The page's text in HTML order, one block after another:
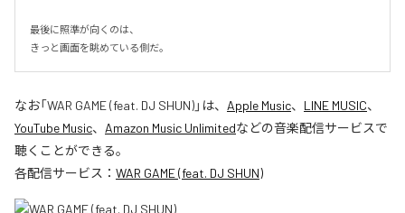
最後に照準が向くのは、
きっと画面を眺めている側だ。
なお「WAR GAME (feat. DJ SHUN)」は、 Apple Music、 LINE MUSIC、
YouTube Music、 Amazon Music Unlimitedなどの音楽配信サービスで
聴くことができる。
各配信サービス： WAR GAME (feat. DJ SHUN)